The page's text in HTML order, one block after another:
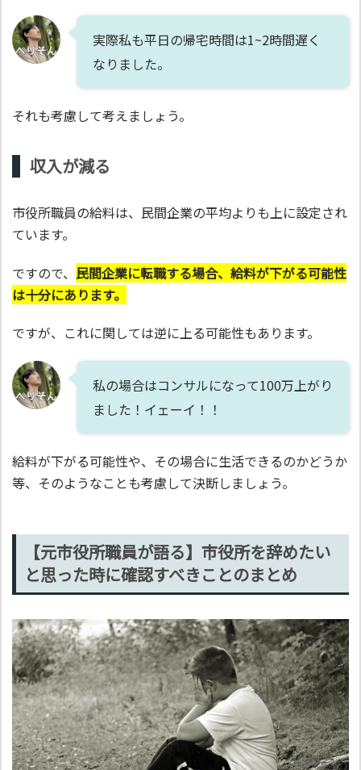
実際私も平日の帰宅時間は1~2時間遅く
なりました。
それも考慮して考えましょう。
収入が減る
市役所職員の給料は、民間企業の平均よりも上に設定され
ています。
ですので、 民間企業に転職する場合、給料が下がる可能性
は十分にあります。
ですが、これに関しては逆に上る可能性もあります。
私の場合はコンサルになって100万上がり
ました！イェーイ！！
給料が下がる可能性や、その場合に生活できるのかどうか
等、そのようなことも考慮して決断しましょう。
【元市役所職員が語る】市役所を辞めたい
と思った時に確認すべきことのまとめ